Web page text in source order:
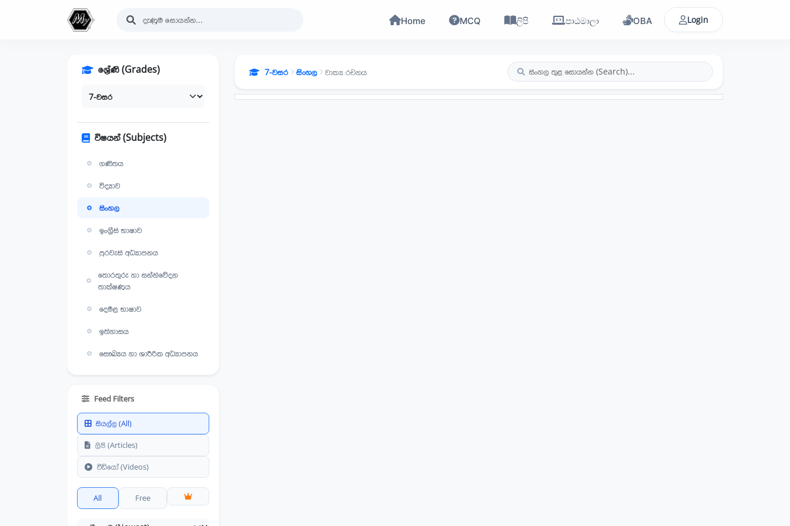
Home MCQ ලිපි පාඨමාලා OBA Login
ශ්‍රේණි (Grades)
විෂයන් (Subjects)
ගණිතය
විද්‍යාව
සිංහල
ඉංග්‍රීසි භාෂාව
පුරවැසි අධ්‍යාපනය
තොරතුරු හා සන්නිවේදන
තාක්ෂණය
දෙමළ භාෂාව
ඉතිහාසය
සෞඛ්‍යය හා ශාරීරික අධ්‍යාපනය
Feed Filters
සියල්ල (All)
ලිපි (Articles)
වීඩියෝ (Videos)
All Free
7-වසර සිංහල වාක්‍ය රචනය